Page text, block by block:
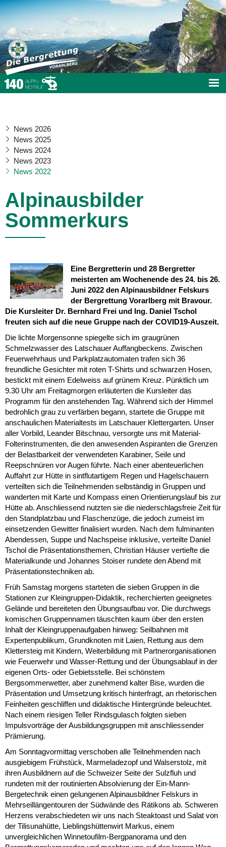
News 2026
News 2025
News 2024
News 2023
News 2022
Alpinausbilder
Sommerkurs
Eine Bergretterin und 28 Bergretter
meisterten am Wochenende des 24. bis 26.
Juni 2022 den Alpinausbildner Felskurs
der Bergrettung Vorarlberg mit Bravour.
Die Kursleiter Dr. Bernhard Frei und Ing. Daniel Tschol
freuten sich auf die neue Gruppe nach der COVID19-Auszeit.
Die lichte Morgensonne spiegelte sich im graugrünen
Schmelzwasser des Latschauer Auffangbeckens. Zwischen
Feuerwehrhaus und Parkplatzautomaten trafen sich 36
freundliche Gesichter mit roten T-Shirts und schwarzen Hosen,
bestickt mit einem Edelweiss auf grünem Kreuz. Pünktlich um
9.30 Uhr am Freitagmorgen erläuterten die Kursleiter das
Programm für den anstehenden Tag. Während sich der Himmel
bedrohlich grau zu verfärben begann, startete die Gruppe mit
anschaulichen Materialtests im Latschauer Klettergarten. Unser
aller Vorbild, Leander Bitschnau, versorgte uns mit Material-
Folterinstrumenten, die den anwesenden Aspiranten die Grenzen
der Belastbarkeit der verwendeten Karabiner, Seile und
Reepschnüren vor Augen führte. Nach einer abenteuerlichen
Auffahrt zur Hütte in sintflutartigem Regen und Hagelschauern
verteilten sich die Teilnehmenden selbständig in Gruppen und
wanderten mit Karte und Kompass einen Orientierungslauf bis zur
Hütte ab. Anschliessend nutzten sie die niederschlagsfreie Zeit für
den Standplatzbau und Flaschenzüge, die jedoch zumeist im
einsetzenden Gewitter finalisiert wurden. Nach dem fulminanten
Abendessen, Suppe und Nachspeise inklusive, verteilte Daniel
Tschol die Präsentationsthemen, Christian Häuser vertiefte die
Materialkunde und Johannes Stoiser rundete den Abend mit
Präsentationstechniken ab.
Früh Samstag morgens starteten die sieben Gruppen in die
Stationen zur Kleingruppen-Didaktik, recherchierten geeignetes
Gelände und bereiteten den Übungsaufbau vor. Die durchwegs
komischen Gruppennamen täuschten kaum über den ersten
Inhalt der Kleingruppenaufgaben hinweg: Seilbahnen mit
Expertenpublikum, Grundknoten mit Laien, Rettung aus dem
Klettersteig mit Kindern, Weiterbildung mit Partnerorganisationen
wie Feuerwehr und Wasser-Rettung und der Übungsablauf in der
eigenen Orts- oder Gebietsstelle. Bei schönstem
Bergsommerwetter, aber zunehmend kalter Bise, wurden die
Präsentation und Umsetzung kritisch hinterfragt, an rhetorischen
Feinheiten geschliffen und didaktische Hintergründe beleuchtet.
Nach einem riesigen Teller Rindsgulasch folgten sieben
Impulsvorträge der Ausbildungsgruppen mit anschliessender
Prämierung.
Am Sonntagvormittag verschoben alle Teilnehmenden nach
ausgiebigem Frühstück, Marmeladezopf und Walserstolz, mit
ihren Ausbildnern auf die Schweizer Seite der Sulzfluh und
rundeten mit der routinierten Absolvierung der Ein-Mann-
Bergetechnik einen gelungenen Alpinausbildner Felskurs in
Mehrseillängentouren der Südwände des Rätikons ab. Schweren
Herzens verabschiedeten wir uns nach Steaktoast und Salat von
der Tilisunahütte, Lieblingshüttenwirt Markus, einem
unvergleichlichen Winnetoufilm-Bergpanorama und den